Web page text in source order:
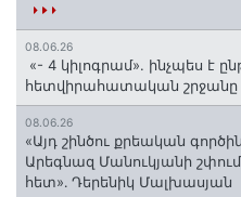
08.06.26
«- 4 կիլոգրամ». ինչպես է
հետվիրահատական շրջանը
08.06.26
«Այդ շինծու քրեական
Արեգնազ Մանուկյանի
հետ»․ Դերենիկ Մալխասյան